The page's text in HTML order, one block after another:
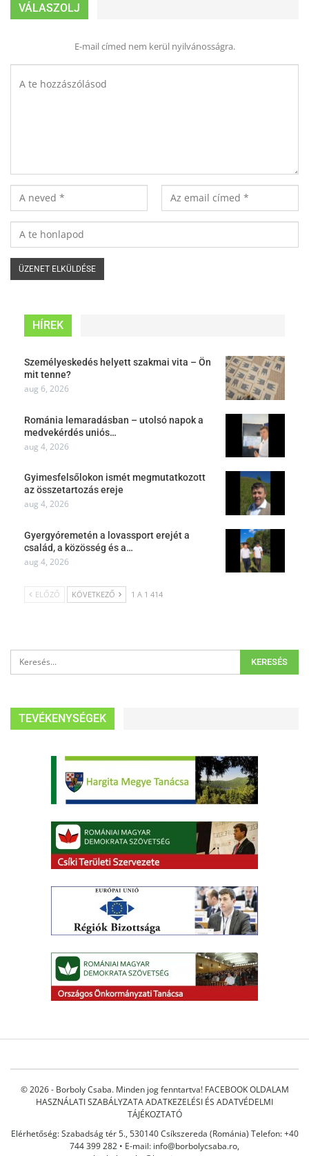
VÁLASZOLJ
E-mail címed nem kerül nyilvánosságra.
HÍREK
Személyeskedés helyett szakmai vita – Ön
mit tenne?
aug 6, 2026
Románia lemaradásban – utolsó napok a
medvekérdés uniós…
aug 4, 2026
Gyimesfelsőlokon ismét megmutatkozott
az összetartozás ereje
aug 4, 2026
Gyergyóremetén a lovassport erejét a
család, a közösség és a…
aug 4, 2026
ELŐZŐ KÖVETKEZŐ 1 A 1 414
TEVÉKENYSÉGEK
© 2026 - Borboly Csaba. Minden jog fenntartva! FACEBOOK OLDALAM
HASZNÁLATI SZABÁLYZATAADATKEZELÉSI ÉS ADATVÉDELMI
TÁJÉKOZTATÓ
Elérhetőség: Szabadság tér 5., 530140 Csíkszereda (Románia) Telefon: +40
744 399 282 • E-mail: info@borbolycsaba.ro,